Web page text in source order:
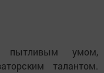
пытливым умом,
талантом.